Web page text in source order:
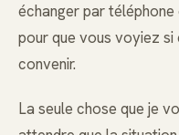
échanger par
pour que vous voyiez
convenir.
La seule chose que je